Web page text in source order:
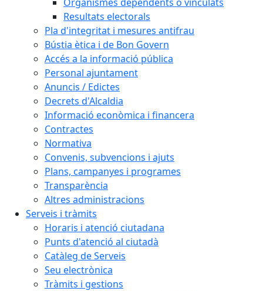
Resultats electorals
Pla d'integritat i mesures antifrau
Bústia ètica i de Bon Govern
Accés a la informació pública
Personal ajuntament
Anuncis / Edictes
Decrets d'Alcaldia
Informació econòmica i financera
Contractes
Normativa
Convenis, subvencions i ajuts
Plans, campanyes i programes
Transparència
Altres administracions
Serveis i tràmits
Horaris i atenció ciutadana
Punts d'atenció al ciutadà
Catàleg de Serveis
Seu electrònica
Tràmits i gestions